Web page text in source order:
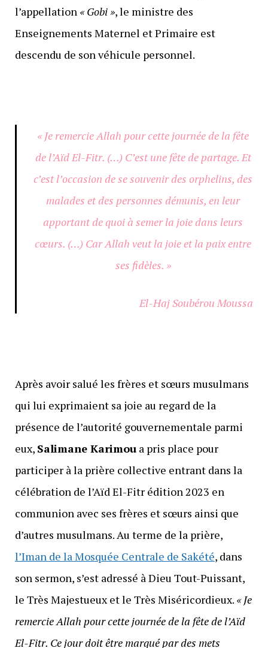
l’appellation « Gobi », le ministre des
Enseignements Maternel et Primaire est
descendu de son véhicule personnel.
« Je remercie Allah pour cette journée de la fête
de l’Aïd El-Fitr. (…) C’est une fête de partage. Et
c’est l’occasion de se souvenir des orphelins, des
malades et des personnes démunis, en leur
apportant de quoi à semer la joie dans leurs
cœurs. (…) Car Allah veut la joie et la paix entre
ses fidèles. »
El-Haj Soubérou Moussa
Après avoir salué les frères et sœurs musulmans
qui lui exprimaient sa joie au regard de la
présence de l’autorité gouvernementale parmi
eux, Salimane Karimoua pris place pour
participer à la prière collective entrant dans la
célébration de l’Aïd El-Fitr édition 2023 en
communion avec ses frères et sœurs ainsi que
d’autres musulmans. Au terme de la prière,
l’Iman de la Mosquée Centrale de Sakété, dans
son sermon, s’est adressé à Dieu Tout-Puissant,
le Très Majestueux et le Très Miséricordieux. « Je
remercie Allah pour cette journée de la fête de l’Aïd
El-Fitr. Ce jour doit être marqué par des mets